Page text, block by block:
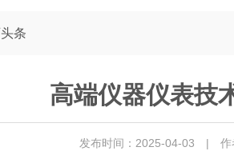
条
高端仪器仪表技
发布时间：2025-04-03 | 作